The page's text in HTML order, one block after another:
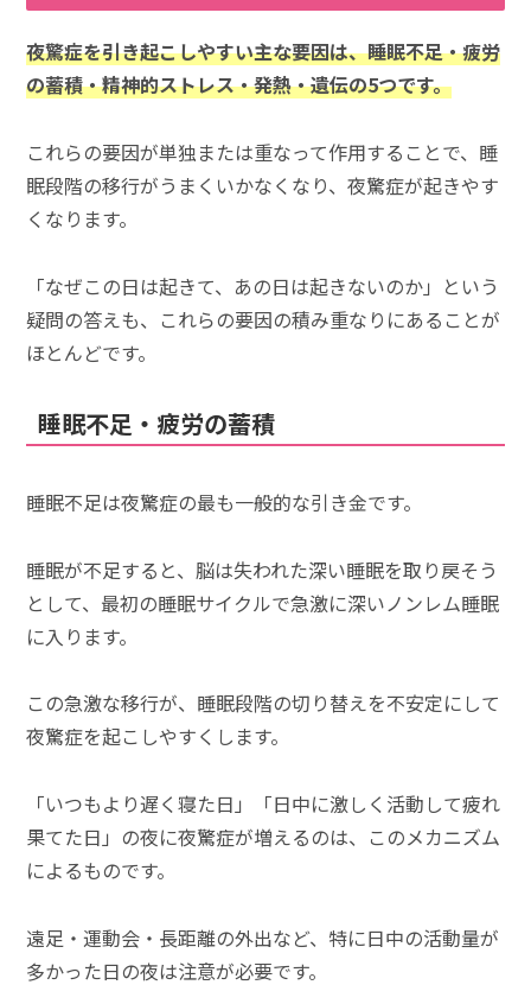
夜驚症を引き起こしやすい主な要因は、睡眠不足・疲労
の蓄積・精神的ストレス・発熱・遺伝の5つです。
これらの要因が単独または重なって作用することで、睡
眠段階の移行がうまくいかなくなり、夜驚症が起きやす
くなります。
「なぜこの日は起きて、あの日は起きないのか」という
疑問の答えも、これらの要因の積み重なりにあることが
ほとんどです。
睡眠不足・疲労の蓄積
睡眠不足は夜驚症の最も一般的な引き金です。
睡眠が不足すると、脳は失われた深い睡眠を取り戻そう
として、最初の睡眠サイクルで急激に深いノンレム睡眠
に入ります。
この急激な移行が、睡眠段階の切り替えを不安定にして
夜驚症を起こしやすくします。
「いつもより遅く寝た日」「日中に激しく活動して疲れ
果てた日」の夜に夜驚症が増えるのは、このメカニズム
によるものです。
遠足・運動会・長距離の外出など、特に日中の活動量が
多かった日の夜は注意が必要です。